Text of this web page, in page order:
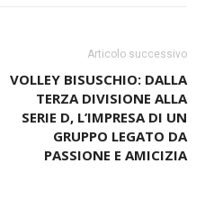
Articolo successivo
VOLLEY BISUSCHIO: DALLA
TERZA DIVISIONE ALLA
SERIE D, L’IMPRESA DI UN
GRUPPO LEGATO DA
PASSIONE E AMICIZIA